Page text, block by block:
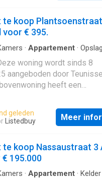
te koop
voor € 395.
· Appartement ·
woning wordt sinds 8
aangeboden door Teunisse
heeft een
2 slaapkamers; De
en ligt in de buurt
woning beschikt onder
Toilet. Beschrijving
geleden
Listedbuy Meer
koop Nassaustraat 3
195.000
· Appartement · Kelder